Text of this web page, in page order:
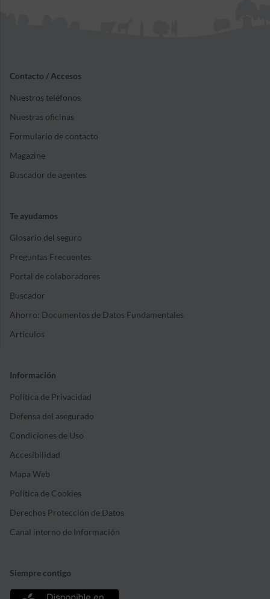
Contacto / Accesos
Nuestros teléfonos
Nuestras oficinas
Formulario de contacto
Magazine
Buscador de agentes
Te ayudamos
Glosario del seguro
Preguntas Frecuentes
Portal de colaboradores
Buscador
Ahorro: Documentos de Datos Fundamentales
Artículos
Información
Política de Privacidad
Defensa del asegurado
Condiciones de Uso
Accesibilidad
Mapa Web
Política de Cookies
Derechos Protección de Datos
Canal interno de Información
Siempre contigo